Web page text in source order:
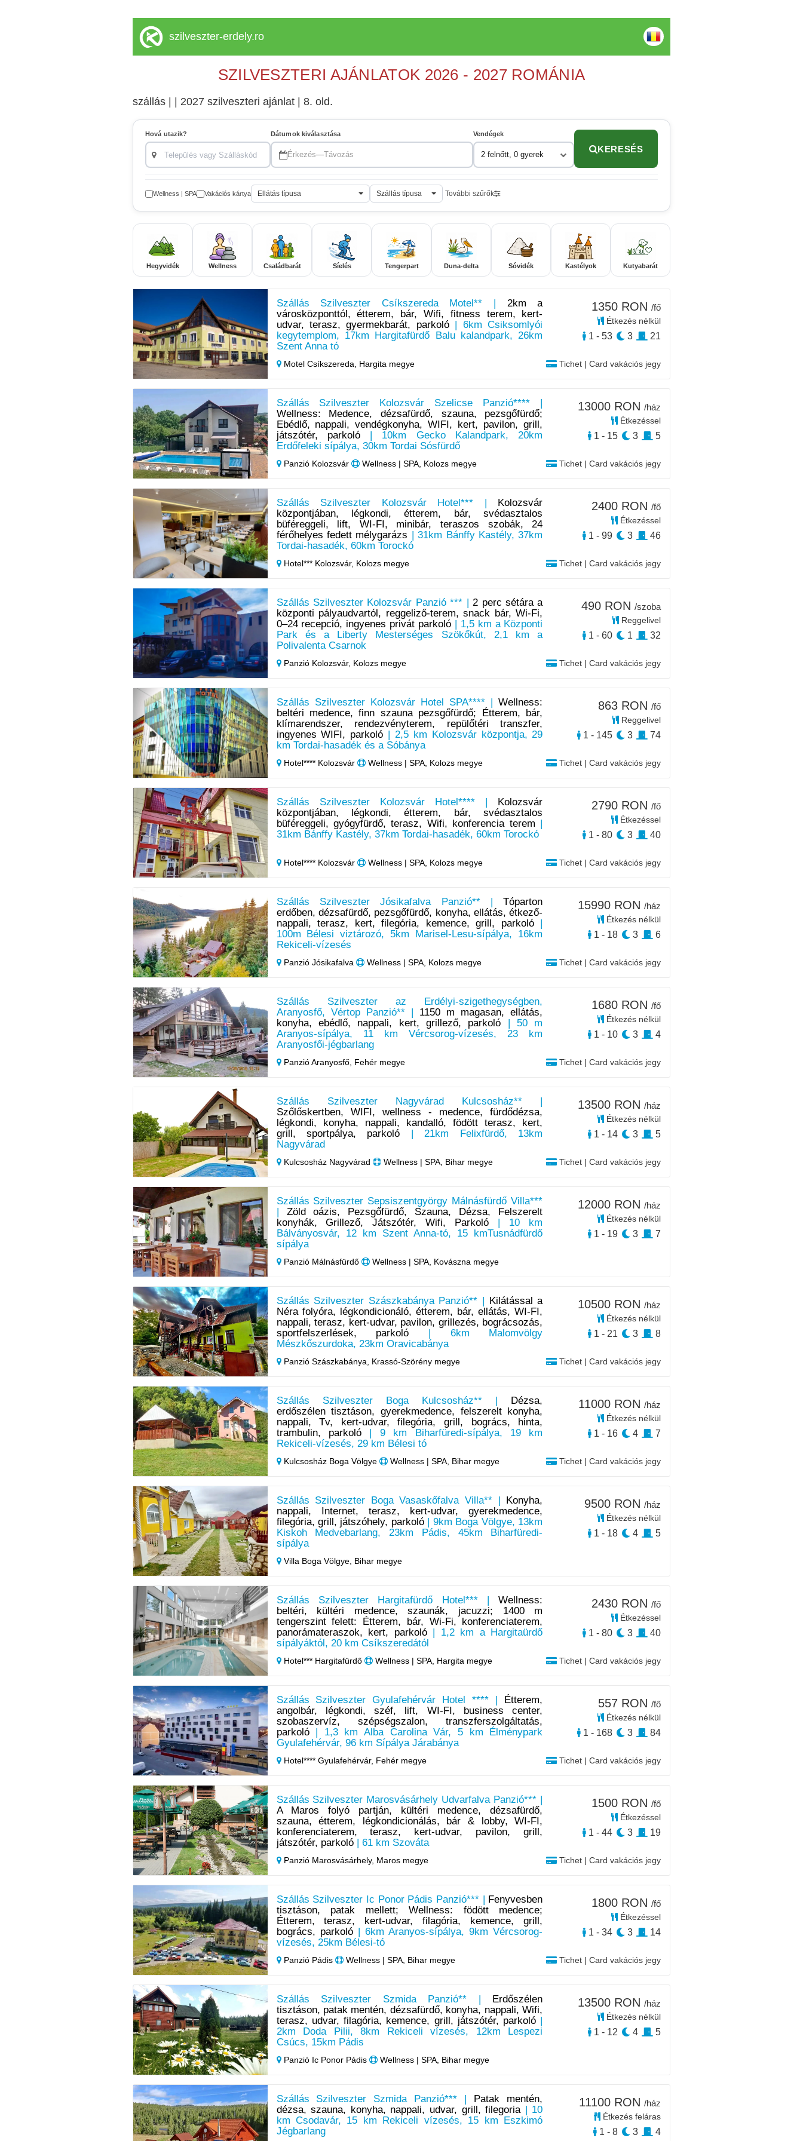
szilveszter-erdely.ro
SZILVESZTERI AJÁNLATOK 2026 - 2027 ROMÁNIA
szállás | | 2027 szilveszteri ajánlat | 8. old.
Hová utazik? Dátumok kiválasztása
Érkezés—Távozás
Vendégek
2 felnőtt, 0 gyerek
KERESÉS
Wellness | SPA Vakációs kártya Ellátás típusa Szállás típusa További szűrők
Hegyvidék Wellness Családbarát Síelés Tengerpart Duna-delta Sóvidék Kastélyok Kutyabarát
Szállás Szilveszter Csíkszereda Motel** | 2km a
városközponttól, étterem, bár, Wifi, fitness terem, kert-
udvar, terasz, gyermekbarát, parkoló| 6km Csiksomlyói
kegytemplom, 17km Hargitafürdő Balu kalandpark, 26km
Szent Anna tó
Motel Csíkszereda, Hargita megye Tichet | Card vakációs jegy
1350 RON /fő
Étkezés nélkül
1 - 53 3 21
Szállás Szilveszter Kolozsvár Szelicse Panzió**** |
Wellness: Medence, dézsafürdő, szauna, pezsgőfürdő;
Ebédlő, nappali, vendégkonyha, WIFI, kert, pavilon, grill,
játszótér, parkoló| 10km Gecko Kalandpark, 20km
Erdőfeleki sípálya, 30km Tordai Sósfürdő
Panzió Kolozsvár Wellness | SPA, Kolozs megye Tichet | Card vakációs jegy
13000 RON /ház
Étkezéssel
1 - 15 3 5
Szállás Szilveszter Kolozsvár Hotel*** |
Kolozsvár
központjában, légkondi, étterem, bár, svédasztalos
büféreggeli, lift, WI-FI, minibár, teraszos szobák, 24
férőhelyes fedett mélygarázs | 31km Bánffy Kastély, 37km
Tordai-hasadék, 60km Torockó
Hotel*** Kolozsvár, Kolozs megye Tichet | Card vakációs jegy
2400 RON /fő
Étkezéssel
1 - 99 3 46
Szállás Szilveszter Kolozsvár Panzió *** |2 perc sétára a
központi pályaudvartól, reggeliző-terem, snack bár, Wi-Fi,
0–24 recepció, ingyenes privát parkoló | 1,5 km a Központi
Park és a Liberty Mesterséges Szökőkút, 2,1 km a
Polivalenta Csarnok
Panzió Kolozsvár, Kolozs megye Tichet | Card vakációs jegy
490 RON /szoba
Reggelivel
1 - 60 1 32
Szállás Szilveszter Kolozsvár Hotel SPA**** |Wellness:
beltéri medence, finn szauna pezsgőfürdő; Étterem, bár,
klímarendszer, rendezvényterem, repülőtéri transzfer,
ingyenes WIFI, parkoló | 2,5 km Kolozsvár központja, 29
km Tordai-hasadék és a Sóbánya
Hotel**** Kolozsvár Wellness | SPA, Kolozs megye Tichet | Card vakációs jegy
863 RON /fő
Reggelivel
1 - 145 3 74
Szállás Szilveszter Kolozsvár Hotel**** |
Kolozsvár
központjában, légkondi, étterem, bár, svédasztalos
büféreggeli, gyógyfürdő, terasz, Wifi, konferencia terem
31km Bánffy Kastély, 37km Tordai-hasadék, 60km Torockó
Hotel**** Kolozsvár Wellness | SPA, Kolozs megye Tichet | Card vakációs jegy
2790 RON /fő
Étkezéssel
1 - 80 3 40
Szállás Szilveszter Jósikafalva Panzió** |Tóparton
erdőben, dézsafürdő, pezsgőfürdő, konyha, ellátás, étkező-
nappali, terasz, kert, filegória, kemence, grill, parkoló|
100m Bélesi viztározó, 5km Marisel-Lesu-sípálya, 16km
Rekiceli-vízesés
Panzió Jósikafalva Wellness | SPA, Kolozs megye Tichet | Card vakációs jegy
15990 RON /ház
Étkezés nélkül
1 - 18 3 6
Szállás Szilveszter az Erdélyi-szigethegységben,
Aranyosfő, Vértop Panzió** | 1150 m magasan, ellátás,
konyha, ebédlő, nappali, kert, grillező, parkoló | 50 m
Aranyos-sípálya, 11 km Vércsorog-vízesés, 23 km
Aranyosfői-jégbarlang
Panzió Aranyosfő, Fehér megye Tichet | Card vakációs jegy
1680 RON /fő
Étkezés nélkül
1 - 10 3 4
Szállás Szilveszter Nagyvárad Kulcsosház** |
Szőlőskertben, WIFI, wellness - medence, fürdődézsa,
légkondi, konyha, nappali, kandalló, födött terasz, kert,
grill, sportpálya, parkoló | 21km Felixfürdő, 13km
Nagyvárad
Kulcsosház Nagyvárad Wellness | SPA, Bihar megye Tichet | Card vakációs jegy
13500 RON /ház
Étkezés nélkül
1 - 14 3 5
Szállás Szilveszter Sepsiszentgyörgy Málnásfürdő Villa***
Zöld oázis, Pezsgőfürdő, Szauna, Dézsa, Felszerelt
konyhák, Grillező, Játszótér, Wifi, Parkoló | 10 km
Bálványosvár, 12 km Szent Anna-tó, 15 kmTusnádfürdő
sípálya
Panzió Málnásfürdő Wellness | SPA, Kovászna megye
12000 RON /ház
Étkezés nélkül
1 - 19 3 7
Szállás Szilveszter Szászkabánya Panzió** |
Kilátással a
Néra folyóra, légkondicionáló, étterem, bár, ellátás, WI-FI,
nappali, terasz, kert-udvar, pavilon, grillezés, bográcsozás,
sportfelszerlések, parkoló | 6km Malomvölgy
Mészkőszurdoka, 23km Oravicabánya
Panzió Szászkabánya, Krassó-Szörény megye Tichet | Card vakációs jegy
10500 RON /ház
Étkezés nélkül
1 - 21 3 8
Szállás Szilveszter Boga Kulcsosház** |
Dézsa,
erdőszélen tisztáson, gyerekmedence, felszerelt konyha,
nappali, Tv, kert-udvar, filegória, grill, bogrács, hinta,
trambulin, parkoló| 9 km Biharfüredi-sípálya, 19 km
Rekiceli-vízesés, 29 km Bélesi tó
Kulcsosház Boga Völgye Wellness | SPA, Bihar megye Tichet | Card vakációs jegy
11000 RON /ház
Étkezés nélkül
1 - 16 4 7
Szállás Szilveszter Boga Vasaskőfalva Villa** |
Konyha,
nappali, Internet, terasz, kert-udvar, gyerekmedence,
filegória, grill, játszóhely, parkoló| 9km Boga Völgye, 13km
Kiskoh Medvebarlang, 23km Pádis, 45km Biharfüredi-
sípálya
Villa Boga Völgye, Bihar megye
9500 RON /ház
Étkezés nélkül
1 - 18 4 5
Szállás Szilveszter Hargitafürdő Hotel*** |Wellness:
beltéri, kültéri medence, szaunák, jacuzzi; 1400 m
tengerszint felett: Étterem, bár, Wi-Fi, konferenciaterem,
panorámateraszok, kert, parkoló| 1,2 km a Hargitaürdő
sípályáktól, 20 km Csíkszeredától
Hotel*** Hargitafürdő Wellness | SPA, Hargita megye Tichet | Card vakációs jegy
2430 RON /fő
Étkezéssel
1 - 80 3 40
Szállás Szilveszter Gyulafehérvár Hotel **** |
Étterem,
angolbár, légkondi, széf, lift, WI-FI, business center,
szobaszervíz, szépségszalon, transzferszolgáltatás,
parkoló| 1,3 km Alba Carolina Vár, 5 km Élménypark
Gyulafehérvár, 96 km Sípálya Járabánya
Hotel**** Gyulafehérvár, Fehér megye Tichet | Card vakációs jegy
557 RON /fő
Étkezés nélkül
1 - 168 3 84
Szállás Szilveszter Marosvásárhely Udvarfalva Panzió*** |
A Maros folyó partján, kültéri medence, dézsafürdő,
szauna, étterem, légkondicionálás, bár & lobby, WI-FI,
konferenciaterem, terasz, kert-udvar, pavilon, grill,
játszótér, parkoló| 61 km Szováta
Panzió Marosvásárhely, Maros megye Tichet | Card vakációs jegy
1500 RON /fő
Étkezéssel
1 - 44 3 19
Szállás Szilveszter Ic Ponor Pádis Panzió*** |
Fenyvesben
tisztáson, patak mellett; Wellness: födött medence;
Étterem, terasz, kert-udvar, filagória, kemence, grill,
bogrács, parkoló| 6km Aranyos-sípálya, 9km Vércsorog-
vízesés, 25km Bélesi-tó
Panzió Pádis Wellness | SPA, Bihar megye Tichet | Card vakációs jegy
1800 RON /fő
Étkezéssel
1 - 34 3 14
Szállás Szilveszter Szmida Panzió** |
Erdőszélen
tisztáson, patak mentén, dézsafürdő, konyha, nappali, Wifi,
terasz, udvar, filagória, kemence, grill, játszótér, parkoló
2km Doda Pilii, 8km Rekiceli vízesés, 12km Lespezi
Csúcs, 15km Pádis
Panzió Ic Ponor Pádis Wellness | SPA, Bihar megye
13500 RON /ház
Étkezés nélkül
1 - 12 4 5
Szállás Szilveszter Szmida Panzió*** |
Patak mentén,
dézsa, szauna, konyha, nappali, udvar, grill, filegoria| 10
km Csodavár, 15 km Rekiceli vízesés, 15 km Eszkimó
Jégbarlang
11100 RON /ház
Étkezés feláras
1 - 8 3 4